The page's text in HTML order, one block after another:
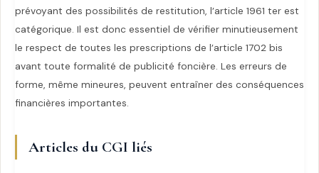
prévoyant des possibilités de restitution, l’article 1961 ter est
catégorique. Il est donc essentiel de vérifier minutieusement
le respect de toutes les prescriptions de l’article 1702 bis
avant toute formalité de publicité foncière. Les erreurs de
forme, même mineures, peuvent entraîner des conséquences
financières importantes.
Articles du CGI liés